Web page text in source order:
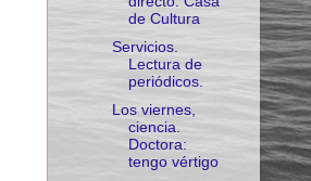
de Cultura
Servicios.
Lectura de
periódicos.
Los viernes,
ciencia.
Doctora:
tengo vértigo